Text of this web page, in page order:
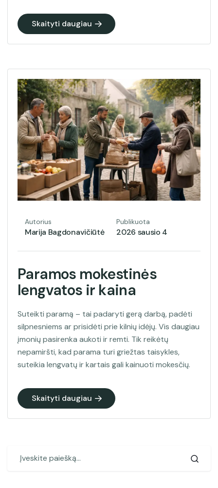
Skaityti daugiau
Autorius
Marija Bagdonavičiūtė
Publikuota
2026 sausio 4
Paramos mokestinės
lengvatos ir kaina
Suteikti paramą – tai padaryti gerą darbą, padėti
silpnesniems ar prisidėti prie kilnių idėjų. Vis daugiau
įmonių pasirenka aukoti ir remti. Tik reikėtų
nepamiršti, kad parama turi griežtas taisykles,
suteikia lengvatų ir kartais gali kainuoti mokesčių.
Skaityti daugiau